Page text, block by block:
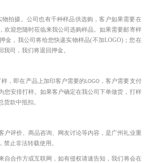
拍摄。公司也有千种样品供选购，客户如果需要在
欢迎您随时莅临来我公司选购样品。如果需要邮寄样
金，我公司将给您快递实物样品(不加LOGO)；您在
司，我们将退回押金。
，即在产品上加印客户需要的LOGO ，客户需要支付
您安排打样。如果客户确定在我公司下单做货，打样
货款中抵扣。
户评价、商品咨询、网友讨论等内容，是广州礼业重
禁止非法转载使用。
自合作方或互联网，如有侵权请速告知，我们将会在